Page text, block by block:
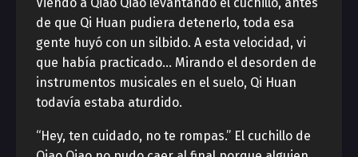
de que Qi Huan pudiera detenerlo, toda esa
gente huyó con un silbido. A esta velocidad, vi
que había practicado… Mirando el desorden de
instrumentos musicales en el suelo, Qi Huan
todavía estaba aturdido.
“Hey, ten cuidado, no te rompas.” El cuchillo de